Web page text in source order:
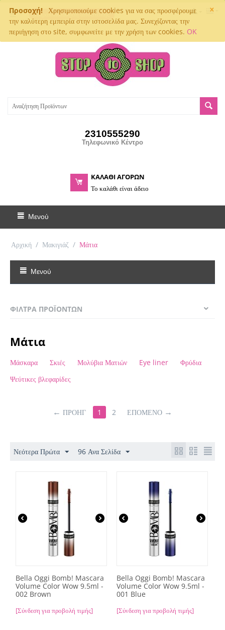
×
Προσοχή!
Χρησιμοποιούμε cookies για να σας προσφέρουμε
την καλύτερη εμπειρία στην ιστοσελίδα μας. Συνεχίζοντας την
περιήγηση στο site, συμφωνείτε με την χρήση των cookies. OK
Παρακολούθηση αποστολής
2310555290
Τηλεφωνικό Κέντρο
ΚΑΛΑΘΙ ΑΓΟΡΩΝ
Το καλάθι είναι άδειο
Μενού
Αρχική / Μακιγιάζ / Μάτια
Μενού
ΦΊΛΤΡΑ ΠΡΟΪΌΝΤΩΝ
Μάτια
Μάσκαρα Σκιές Μολύβια Ματιών Eye liner
Φρύδια
Ψεύτικες βλεφαρίδες
ΠΡΟΗΓ 1 2 ΕΠΌΜΕΝΟ
Νεότερα Πρώτα 96 Ανα Σελίδα
Bella Oggi Bomb! Mascara
Volume Color Wow 9.5ml -
002 Brown
[Σύνδεση για προβολή τιμής]
Bella Oggi Bomb! Mascara
Volume Color Wow 9.5ml -
001 Blue
[Σύνδεση για προβολή τιμής]